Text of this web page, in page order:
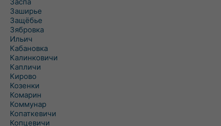
Заширье
Защёбье
Зябровка
Ильич
Кабановка
Калинковичи
Капличи
Кирово
Козенки
Комарин
Коммунар
Копаткевичи
Копцевичи